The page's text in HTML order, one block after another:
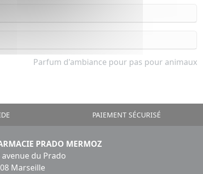
Parfum d'ambiance pour pas pour animaux
PAIEMENT SÉCURISÉ
PRADO MERMOZ
avenue du Prado
Marseille